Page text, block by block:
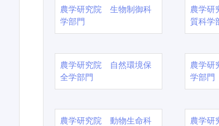
農学研究院 生物制御科
学部門
農学
質科学
農学研究院 自然環境保
全学部門
農学
学部門
農学研究院 動物生命科
農学